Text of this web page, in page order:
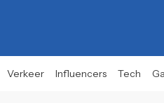
Verkeer Influencers Tech